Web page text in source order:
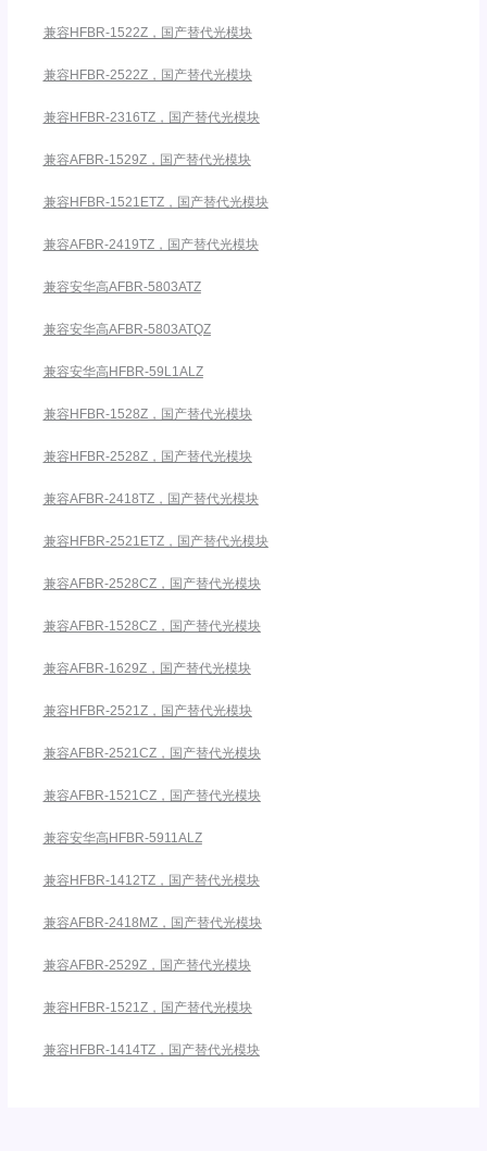
兼容HFBR-1522Z，国产替代光模块
兼容HFBR-2522Z，国产替代光模块
兼容HFBR-2316TZ，国产替代光模块
兼容AFBR-1529Z，国产替代光模块
兼容HFBR-1521ETZ，国产替代光模块
兼容AFBR-2419TZ，国产替代光模块
兼容安华高AFBR-5803ATZ
兼容安华高AFBR-5803ATQZ
兼容安华高HFBR-59L1ALZ
兼容HFBR-1528Z，国产替代光模块
兼容HFBR-2528Z，国产替代光模块
兼容AFBR-2418TZ，国产替代光模块
兼容HFBR-2521ETZ，国产替代光模块
兼容AFBR-2528CZ，国产替代光模块
兼容AFBR-1528CZ，国产替代光模块
兼容AFBR-1629Z，国产替代光模块
兼容HFBR-2521Z，国产替代光模块
兼容AFBR-2521CZ，国产替代光模块
兼容AFBR-1521CZ，国产替代光模块
兼容安华高HFBR-5911ALZ
兼容HFBR-1412TZ，国产替代光模块
兼容AFBR-2418MZ，国产替代光模块
兼容AFBR-2529Z，国产替代光模块
兼容HFBR-1521Z，国产替代光模块
兼容HFBR-1414TZ，国产替代光模块